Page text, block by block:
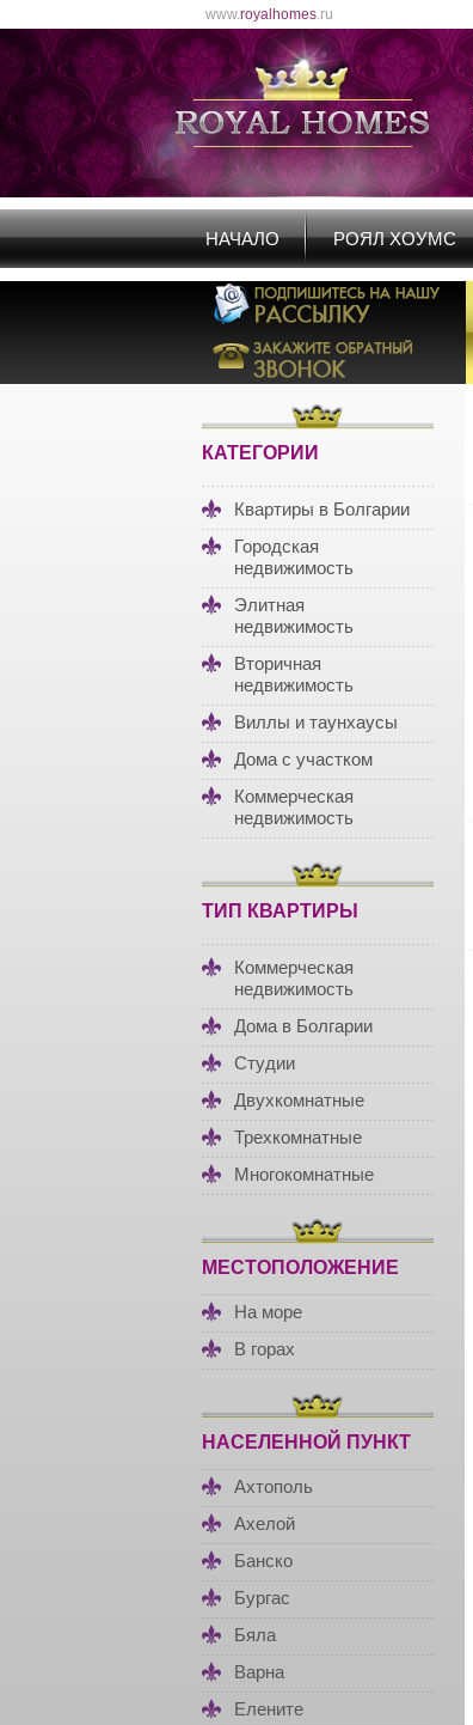
www.royalhomes.ru
НАЧАЛО РОЯЛ ХОУМС
КАТЕГОРИИ
Квартиры в Болгарии
Городская
недвижимость
Элитная
недвижимость
Вторичная
недвижимость
Виллы и таунхаусы
Дома с участком
Коммерческая
недвижимость
ТИП КВАРТИРЫ
Коммерческая
недвижимость
Дома в Болгарии
Студии
Двухкомнатные
Трехкомнатные
Многокомнатные
МЕСТОПОЛОЖЕНИЕ
На море
В горах
НАСЕЛЕННОЙ ПУНКТ
Ахтополь
Ахелой
Банско
Бургас
Бяла
Варна
Елените